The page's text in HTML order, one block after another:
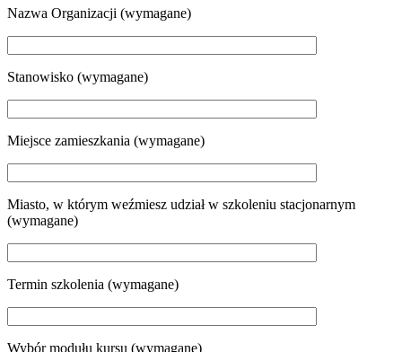
Nazwa Organizacji (wymagane)
Stanowisko (wymagane)
Miejsce zamieszkania (wymagane)
Miasto, w którym weźmiesz udział w szkoleniu stacjonarnym
(wymagane)
Termin szkolenia (wymagane)
Wybór modułu kursu (wymagane)